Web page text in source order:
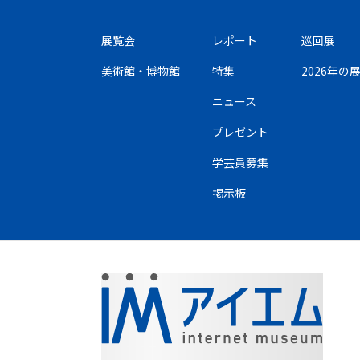
展覧会
美術館・博物館
レポート
特集
ニュース
プレゼント
学芸員募集
掲示板
巡回展
2026年の